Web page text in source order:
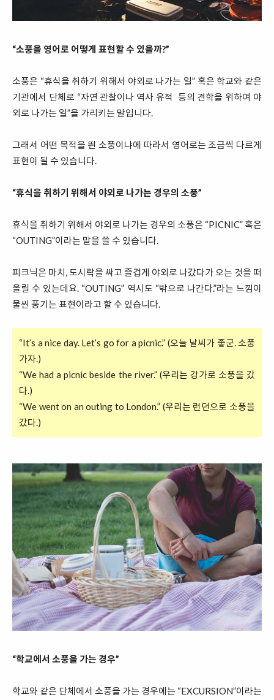
“소풍을 영어로 어떻게 표현할 수 있을까?”
소풍은 “휴식을 취하기 위해서 야외로 나가는 일” 혹은 학교와 같은
기관에서 단체로 “자연 관찰이나 역사 유적 등의 견학을 위하여 야
외로 나가는 일”을 가리키는 말입니다.
그래서 어떤 목적을 띈 소풍이냐에 따라서 영어로는 조금씩 다르게
표현이 될 수 있습니다.
“휴식을 취하기 위해서 야외로 나가는 경우의 소풍”
휴식을 취하기 위해서 야외로 나가는 경우의 소풍은 “PICNIC” 혹은
“OUTING”이라는 말을 쓸 수 있습니다.
피크닉은 마치, 도시락을 싸고 즐겁게 야외로 나갔다가 오는 것을 떠
올릴 수 있는데요. “OUTING” 역시도 “밖으로 나간다.”라는 느낌이
물씬 풍기는 표현이라고 할 수 있습니다.
“It’s a nice day. Let’s go for a picnic.” (오늘 날씨가 좋군. 소풍
가자.)
“We had a picnic beside the river.” (우리는 강가로 소풍을 갔
다.)
“We went on an outing to London.” (우리는 런던으로 소풍을
갔다.)
“학교에서 소풍을 가는 경우”
학교와 같은 단체에서 소풍을 가는 경우에는 “EXCURSION”이라는